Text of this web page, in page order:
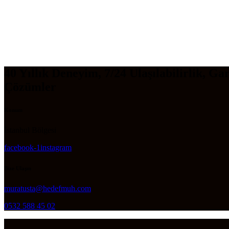
facebook-1instagram
muratusta@hedefmuh.com
0532 588 45 02